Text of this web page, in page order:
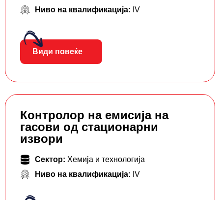
Ниво на квалификација: IV
Види повеќе
Контролор на емисија на
гасови од стационарни
извори
Сектор: Хемија и технологија
Ниво на квалификација: IV